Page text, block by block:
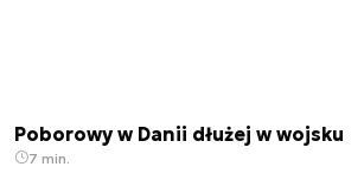
Poborowy w Danii dłużej w wojsku
7 min.